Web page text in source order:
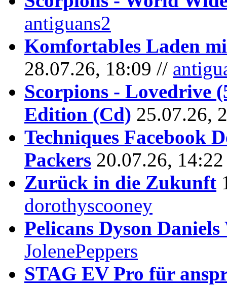
antiguans2
Komfortables Laden
28.07.26, 18:09 //
Scorpions - Lovedrive
Edition (Cd) 25.07.26,
Techniques Facebook
Packers 20.07.26,
Zurück in die Zukunft
dorothyscooney
Pelicans Dyson
JolenePeppers
STAG EV Pro für